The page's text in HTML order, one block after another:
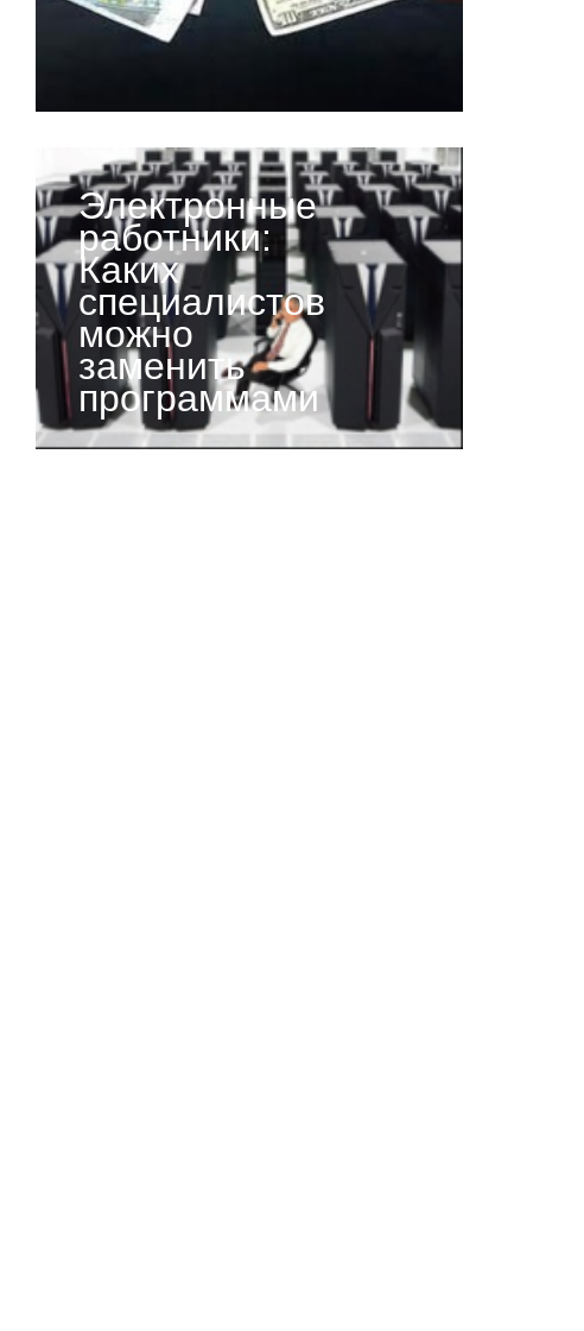
Электронные
работники:
Каких
специалистов
можно
заменить
программами